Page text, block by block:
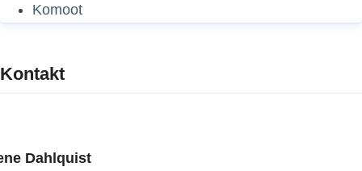
Komoot
Kontakt
Dahlquist